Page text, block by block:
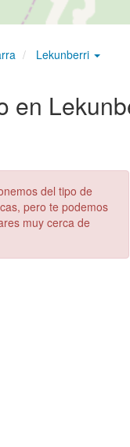
Lekunberri
en
del tipo de
pero te podemos
muy cerca de